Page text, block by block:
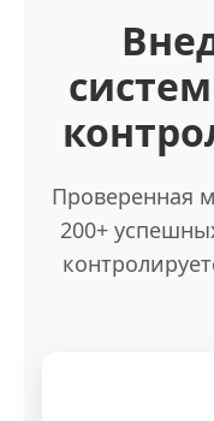
Проверенная
200+